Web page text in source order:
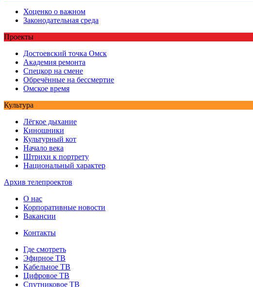
Хоценко о важном
Законодательная среда
Проекты
Достоевский точка Омск
Академия ремонта
Спецкор на смене
Обречённые на бессмертие
Омское время
Культура
Лёгкое дыхание
Киношники
Культурный кот
Начало века
Штрихи к портрету
Национальный характер
Архив телепроектов
О нас
Корпоративные новости
Вакансии
Контакты
Где смотреть
Эфирное ТВ
Кабельное ТВ
Цифровое ТВ
Спутниковое ТВ